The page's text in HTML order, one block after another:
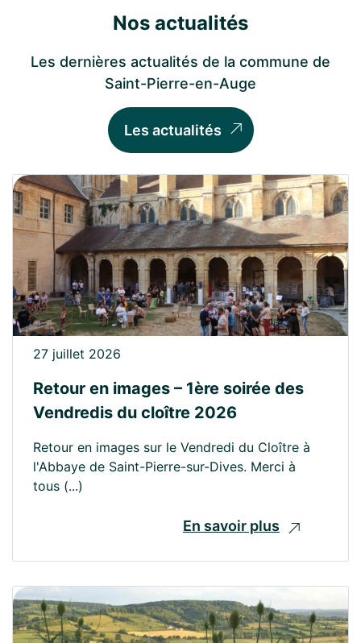
Nos actualités
Les dernières actualités de la commune de
Saint-Pierre-en-Auge
Les actualités
27 juillet 2026
Retour en images – 1ère soirée des
Vendredis du cloître 2026
Retour en images sur le Vendredi du Cloître à
l'Abbaye de Saint-Pierre-sur-Dives. Merci à
tous (...)
En savoir plus